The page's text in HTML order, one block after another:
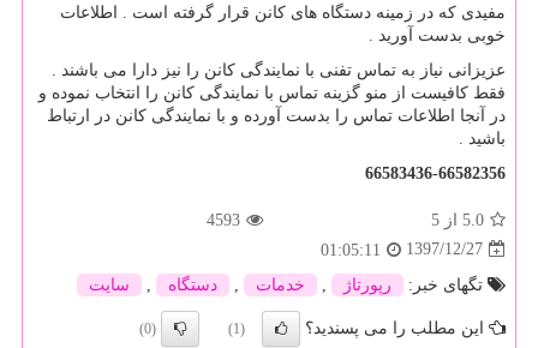
مفیدی که در زمینه دستگاه های کانن قرار گرفته است . اطلاعات
خوبی بدست آورید .
عزیزانی نیاز به تماس تفنی با نمایندگی کانن را نیز دارا می باشند .
فقط کافیست از منو گزینه تماس با نمایندگی کانن را انتخاب نموده و
در آنجا اطلاعات تماس را بدست آورده و با نمایندگی کانن در ارتباط
باشید .
66583436-66582356
5.0 از 5
4593
1397/12/27
01:05:11
تگهای خبر:
رپورتاژ خدمات دستگاه سایت
این مطلب را می پسندید؟ (1)
(0)